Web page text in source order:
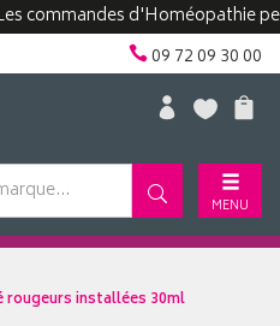
d'Homéopathie
09 72 09 30 00
MENU
rougeurs installées 30ml